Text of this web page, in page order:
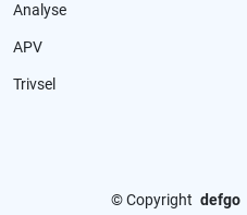
Analyse
APV
Trivsel
©Copyright defgo